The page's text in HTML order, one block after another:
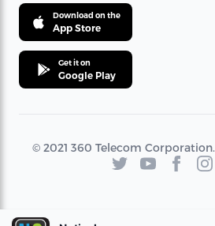
Download on the
App Store
Get it on
Google Play
© 2021 360 Telecom